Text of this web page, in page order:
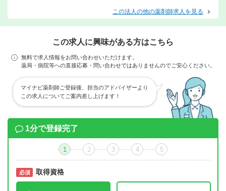
この法人の他の薬剤師求人を見る
この求人に興味がある方はこちら
無料で求人情報をお問い合わせいただけます。
薬局・病院等への直接応募・問い合わせではありませんのでご安心ください。
マイナビ薬剤師ご登録後、担当のアドバイザーより
この求人についてご案内差し上げます！
1分で登録完了
1 2 3 4 5
必須 取得資格